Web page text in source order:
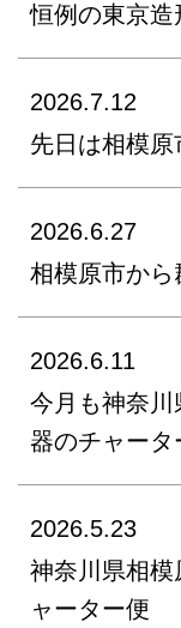
恒例の東京
2026.7.12
先日は相模
2026.6.27
相模原市か
2026.6.11
今月も神奈
器のチャータ
2026.5.23
神奈川県相
ャーター便